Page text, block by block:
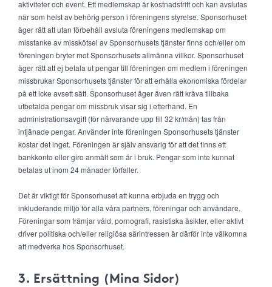
aktiviteter och event. Ett medlemskap är kostnadsfritt och kan avslutas
när som helst av behörig person i föreningens styrelse. Sponsorhuset
äger rätt att utan förbehåll avsluta föreningens medlemskap om
misstanke av misskötsel av Sponsorhusets tjänster finns och/eller om
föreningen bryter mot Sponsorhusets allmänna villkor. Sponsorhuset
äger rätt att ej betala ut pengar till föreningen om medlem i föreningen
missbrukar Sponsorhusets tjänster för att erhålla ekonomiska fördelar
på ett icke avsett sätt. Sponsorhuset äger även rätt kräva tillbaka
utbetalda pengar om missbruk visar sig i efterhand. En
administrationsavgift (för närvarande upp till 32 kr/mån) tas från
intjänade pengar. Använder inte föreningen Sponsorhusets tjänster
kostar det inget. Föreningen är själv ansvarig för att det finns ett
bankkonto eller giro anmält som är i bruk. Pengar som inte kunnat
betalas ut inom 24 månader förfaller.
Det är viktigt för Sponsorhuset att kunna erbjuda en trygg och
inkluderande miljö för alla våra partners, föreningar och användare.
Föreningar som främjar våld, pornografi, rasistiska åsikter, eller aktivt
driver politiska och/eller religiösa särintressen är därför inte välkomna
att medverka hos Sponsorhuset.
3. Ersättning (Mina Sidor)